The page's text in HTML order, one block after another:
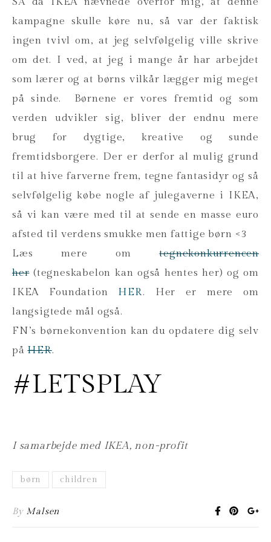
kampagne skulle køre nu, så var der faktisk
ingen tvivl om, at jeg selvfølgelig ville skrive
om det. I ved, at jeg i mange år har arbejdet
som lærer og at børns vilkår lægger mig meget
på sinde. Børnene er vores fremtid og som
verden udvikler sig, bliver der endnu mere
brug for dygtige, kreative og sunde
fremtidsborgere. Der er derfor al mulig grund
til at hive farverne frem, tegne fantasidyr og så
selvfølgelig købe nogle af julegaverne i IKEA,
så vi kan være med til at sende en masse euro
afsted til verdens smukke men fattige børn <3
Læs mere omtegnekonkurrencen
her(tegneskabelon kan også hentes her) og om
IKEA Foundation HER. Her er mere om
langsigtede mål også.
FN’s børnekonvention kan du opdatere dig selv
påHER.
#LETSPLAY
I samarbejde med IKEA, non-profit
børn children
By Malsen